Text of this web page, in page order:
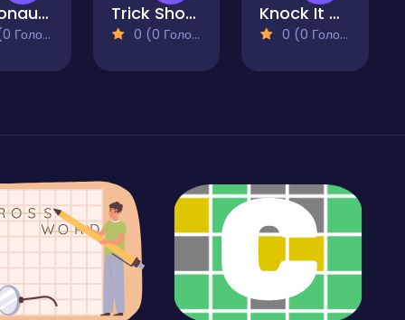
Astronaut Adventure Trick Shot - World Challenge
0 (0 Голосів)
Knock It Down
0 (0 Голосів)